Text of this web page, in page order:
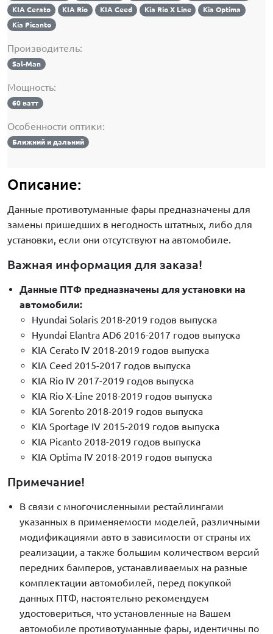
KIA Cerato
KIA Rio KIA Ceed Kia Rio X Line
Kia Optima
Kia Picanto
Производитель:
Sal-Man
Мощность:
60 ватт
Особенности оптики:
Ближний и дальний
Описание:
Данные противотуманные фары предназначены для
замены пришедших в негодность штатных, либо для
установки, если они отсутствуют на автомобиле.
Важная информация для заказа!
Данные ПТФ предназначены для установки на
автомобили:
Hyundai Solaris 2018-2019 годов выпуска
Hyundai Elantra AD6 2016-2017 годов выпуска
KIA Cerato IV 2018-2019 годов выпуска
KIA Ceed 2015-2017 годов выпуска
KIA Rio IV 2017-2019 годов выпуска
KIA Rio X-Line 2018-2019 годов выпуска
KIA Sorento 2018-2019 годов выпуска
KIA Sportage IV 2015-2019 годов выпуска
KIA Picanto 2018-2019 годов выпуска
KIA Optima IV 2018-2019 годов выпуска
Примечание!
В связи с многочисленными рестайлингами
указанных в применяемости моделей, различными
модификациями авто в зависимости от страны их
реализации, а также большим количеством версий
передних бамперов, устанавливаемых на разные
комплектации автомобилей, перед покупкой
данных ПТФ, настоятельно рекомендуем
удостовериться, что установленные на Вашем
автомобиле противотуманные фары, идентичны по